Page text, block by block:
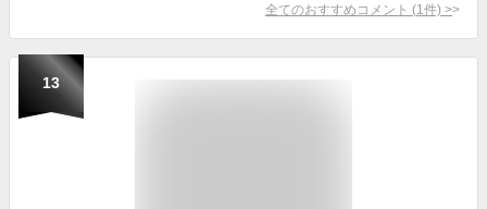
全てのおすすめコメント (1 件) >
13